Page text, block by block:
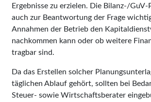
Ergebnisse zu erzielen. Die Bilanz-/GuV-
auch zur Beantwortung der Frage
Annahmen der Betrieb den
nachkommen kann oder ob weitere
tragbar sind.
Da das Erstellen solcher
täglichen Ablauf gehört, sollten bei
Steuer- sowie Wirtschaftsberater